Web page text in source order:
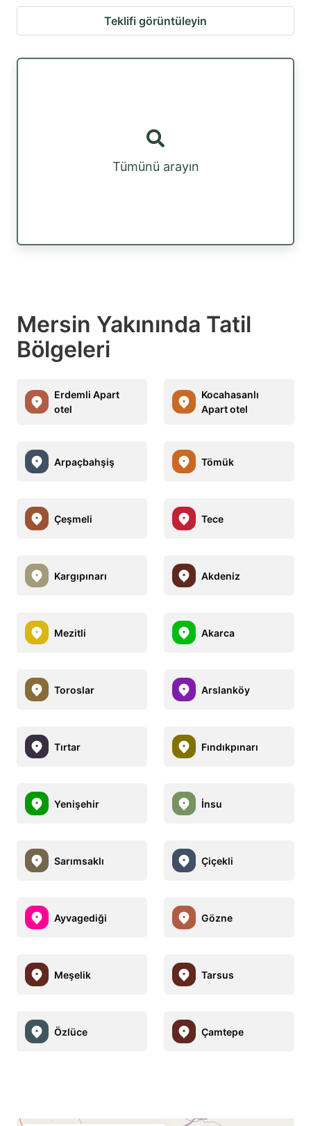
Teklifi görüntüleyin
Tümünü arayın
Mersin Yakınında Tatil
Bölgeleri
Erdemli Apart
otel
Kocahasanlı
Apart otel
Arpaçbahşiş Tömük
Çeşmeli Tece
Kargıpınarı Akdeniz
Mezitli Akarca
Toroslar Arslanköy
Tırtar Fındıkpınarı
Yenişehir İnsu
Sarımsaklı Çiçekli
Ayvagediği Gözne
Meşelik Tarsus
Özlüce Çamtepe